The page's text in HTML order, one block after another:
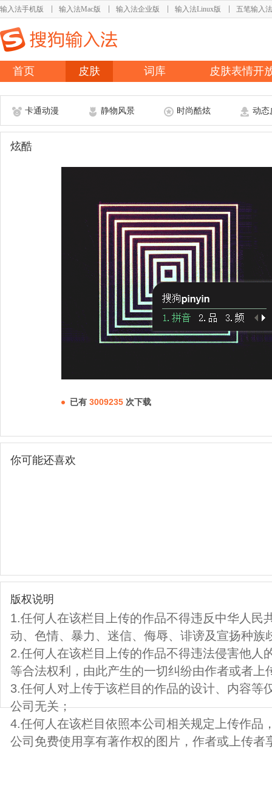
输入法手机版 输入法Mac版 输入法企业版 输入法Linux版 五笔输入法
首页 皮肤 词库 皮肤表情开
卡通动漫 静物风景 时尚酷炫 动态
炫酷
已有 3009235 次下载
你可能还喜欢
版权说明
1.任何人在该栏目上传的作品不得违反中华人民
动、色情、暴力、迷信、侮辱、诽谤及宣扬种族
2.任何人在该栏目上传的作品不得违法侵害他人
等合法权利，由此产生的一切纠纷由作者或者上
3.任何人对上传于该栏目的作品的设计、内容等
公司无关；
4.任何人在该栏目依照本公司相关规定上传作品
公司免费使用享有著作权的图片，作者或上传者